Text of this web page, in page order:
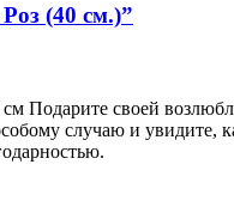
(40 см.)”
см Подарите своей
случаю и увидите,